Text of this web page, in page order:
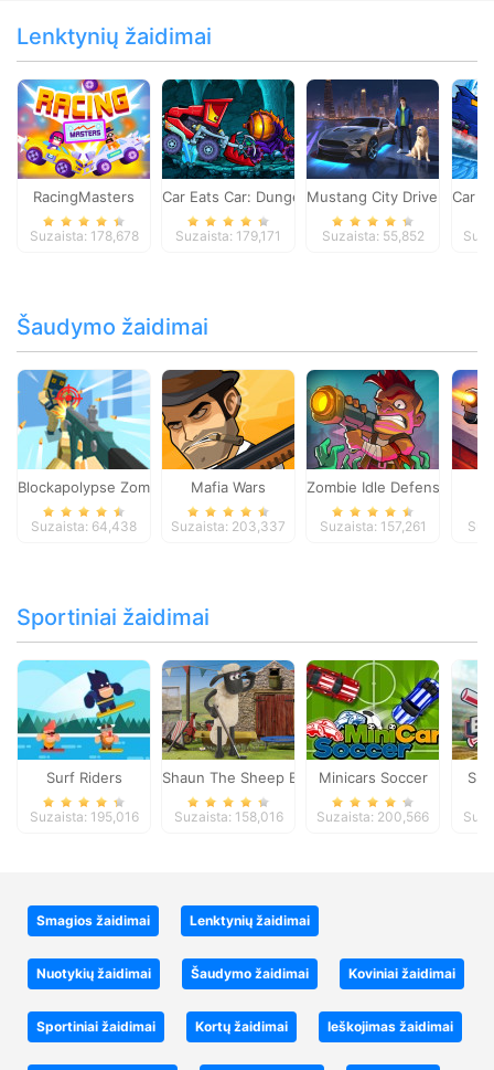
Lenktynių žaidimai
RacingMasters
Suzaista: 178,678
Car Eats Car: Dungeon Adventure
Suzaista: 179,171
Mustang City Driver
Suzaista: 55,852
Car
Šaudymo žaidimai
Blockapolypse Zombie Shooter
Suzaista: 64,438
Mafia Wars
Suzaista: 203,337
Zombie Idle Defense
Suzaista: 157,261
Sportiniai žaidimai
Surf Riders
Suzaista: 195,016
Shaun The Sheep Baahmy Golf
Suzaista: 158,016
Minicars Soccer
Suzaista: 200,566
Smagios žaidimai Lenktynių žaidimai
Nuotykių žaidimai Šaudymo žaidimai Koviniai žaidimai
Sportiniai žaidimai Kortų žaidimai Ieškojimas žaidimai